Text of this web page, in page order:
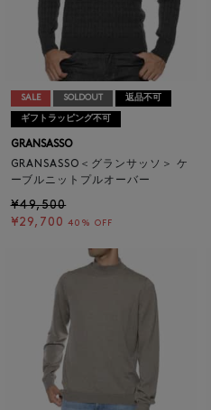
SALE SOLDOUT 返品不可
ギフトラッピング不可
GRANSASSO
GRANSASSO＜グランサッソ＞ ケ
ーブルニットプルオーバー
¥49,500
¥29,700 40% OFF